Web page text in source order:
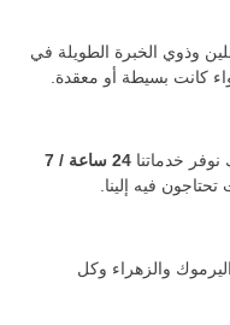
وذوي الخبرة الطويلة في
كانت بسيطة أو معقدة.
خدماتنا
24 ساعة / 7
فيه إلينا.
والزهراء وكل